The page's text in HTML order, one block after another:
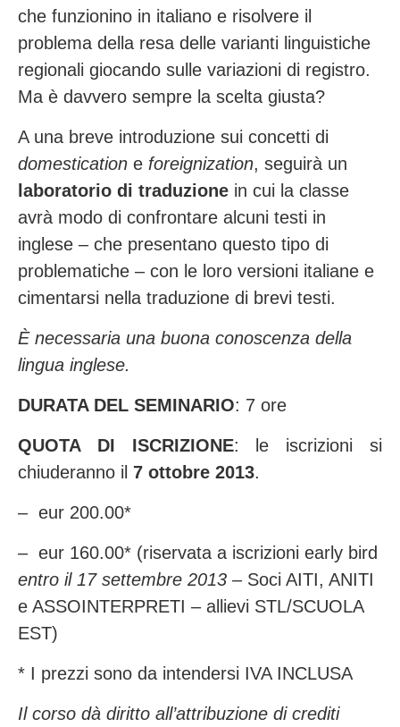
che funzionino in italiano e risolvere il
problema della resa delle varianti linguistiche
regionali giocando sulle variazioni di registro.
Ma è davvero sempre la scelta giusta?
A una breve introduzione sui concetti di
domestication e foreignization, seguirà un
laboratorio di traduzione in cui la classe
avrà modo di confrontare alcuni testi in
inglese – che presentano questo tipo di
problematiche – con le loro versioni italiane e
cimentarsi nella traduzione di brevi testi.
È necessaria una buona conoscenza della
lingua inglese.
DURATA DEL SEMINARIO: 7 ore
QUOTA DI ISCRIZIONE: le iscrizioni si
chiuderanno il 7 ottobre 2013.
– eur 200.00*
– eur 160.00* (riservata a iscrizioni early bird
entro il 17 settembre 2013 – Soci AITI, ANITI
e ASSOINTERPRETI – allievi STL/SCUOLA
EST)
* I prezzi sono da intendersi IVA INCLUSA
Il corso dà diritto all’attribuzione di crediti